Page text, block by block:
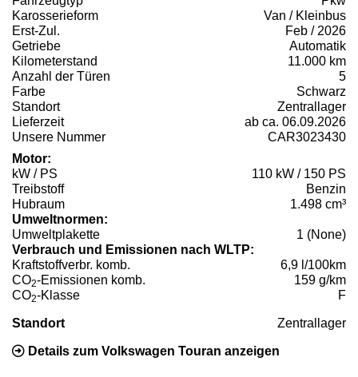
Karosserieform
Van / Kleinbus
Erst-Zul.
Feb / 2026
Getriebe
Automatik
Kilometerstand
11.000 km
Anzahl der Türen
5
Farbe
Schwarz
Standort
Zentrallager
Lieferzeit
ab ca. 06.09.2026
Unsere Nummer
CAR3023430
Motor:
kW / PS
110 kW / 150 PS
Treibstoff
Benzin
Hubraum
1.498 cm³
Umweltnormen:
Umweltplakette
1 (None)
Verbrauch und Emissionen nach WLTP:
Kraftstoffverbr. komb.
6,9 l/100km
CO2-Emissionen komb.
159 g/km
CO2-Klasse F
Standort Zentrallager
Details zum Volkswagen Touran anzeigen